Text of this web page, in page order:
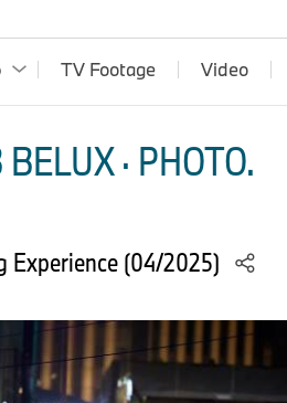
TV Footage Video
· PHOTO.
Experience (04/2025)